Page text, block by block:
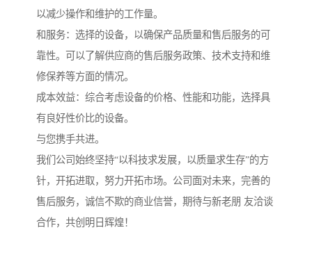
以减少操作和维护的工作量。
和服务：选择的设备，以确保产品质量和售后服务的可
靠性。可以了解供应商的售后服务政策、技术支持和维
修保养等方面的情况。
成本效益：综合考虑设备的价格、性能和功能，选择具
有良好性价比的设备。
与您携手共进。
我们公司始终坚持“以科技求发展，以质量求生存”的方
针，开拓进取，努力开拓市场。公司面对未来，完善的
售后服务，诚信不欺的商业信誉，期待与新老朋 友洽谈
合作，共创明日辉煌！